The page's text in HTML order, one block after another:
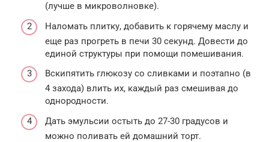
(лучше в микроволновке).
Наломать плитку, добавить к горячему маслу и
еще раз прогреть в печи 30 секунд. Довести до
единой структуры при помощи помешивания.
Вскипятить глюкозу со сливками и поэтапно (в
4 захода) влить их, каждый раз смешивая до
однородности.
Дать эмульсии остыть до 27-30 градусов и
можно поливать ей домашний торт.